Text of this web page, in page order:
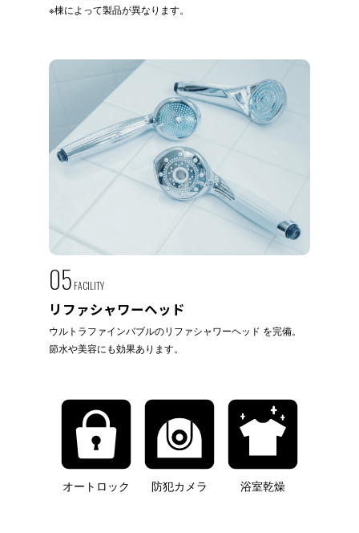
※棟によって製品が異なります。
05 FACILITY
リファシャワーヘッド
ウルトラファインバブルのリファシャワーヘッド を完備。
節水や美容にも効果あります。
オートロック 防犯カメラ 浴室乾燥